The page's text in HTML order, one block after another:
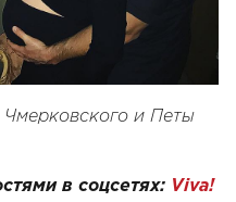
и Петы
в соцсетях: Viva!